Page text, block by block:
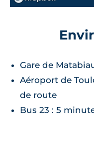
Gare de
Aéroport de
de route
Bus 23 : 5